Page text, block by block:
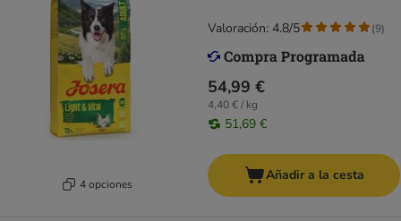
4 opciones
54,99 €
4,40 € / kg
51,69 €
Valoración: 4.8/5 (9)
Añadir a la cesta